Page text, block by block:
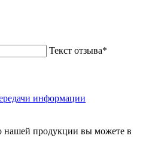
Текст отзыва*
информации
нашей продукции вы можете в